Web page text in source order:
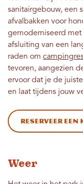
sanitairgebouw, een
afvalbakken voor
gemoderniseerd
afsluiting van een
raden om
tevoren, aangezien
ervoor dat je de
en laat tijdens jouw
Reserveer een
Weer